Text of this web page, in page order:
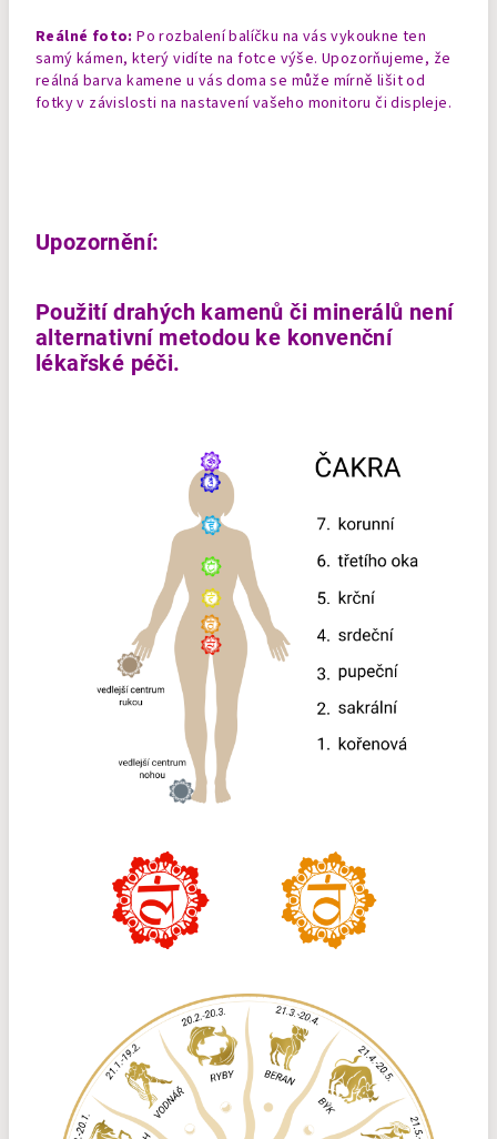
Reálné foto: Po rozbalení balíčku na vás vykoukne ten
samý kámen, který vidíte na fotce výše. Upozorňujeme, že
reálná barva kamene u vás doma se může mírně lišit od
fotky v závislosti na nastavení vašeho monitoru či displeje.
Upozornění:
Použití drahých kamenů či minerálů není
alternativní metodou ke konvenční
lékařské péči.